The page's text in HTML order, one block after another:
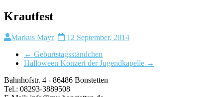
Krautfest
Markus Mayr
12 September, 2014
← Geburtstagsständchen
Halloween Konzert der Jugendkapelle →
Bahnhofstr. 4 - 86486 Bonstetten
Tel.: 08293-3889508